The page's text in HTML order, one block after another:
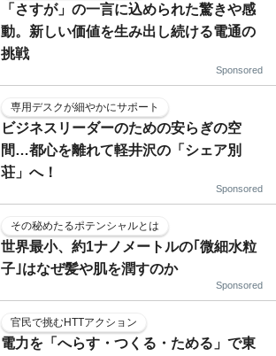
「さすが」の一言に込められた驚きや感
動。新しい価値を生み出し続ける電通の
挑戦
Sponsored
専用デスクが細やかにサポート
ビジネスリーダーのための安らぎの空
間…都心を離れて軽井沢の「シェア別
荘」へ！
Sponsored
その秘めたるポテンシャルとは
世界最小、約1ナノメートルの｢微細水粒
子｣はなぜ髪や肌を潤すのか
Sponsored
官民で挑むHTTアクション
電力を「へらす・つくる・ためる」で東